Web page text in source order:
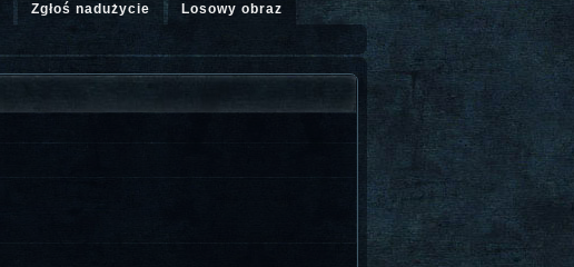
Zgłoś nadużycie
Losowy obraz